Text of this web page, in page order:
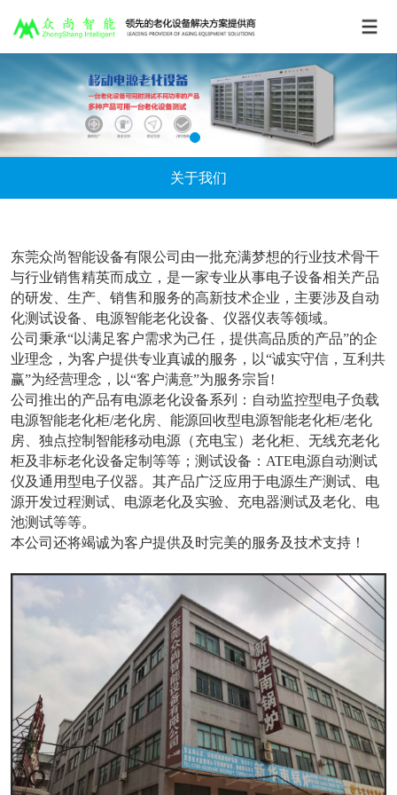
关于我们
东莞众尚智能设备有限公司由一批充满梦想的行业技术骨干
与行业销售精英而成立，是一家专业从事电子设备相关产品
的研发、生产、销售和服务的高新技术企业，主要涉及自动
化测试设备、电源智能老化设备、仪器仪表等领域。
公司秉承“以满足客户需求为己任，提供高品质的产品”的企
业理念，为客户提供专业真诚的服务，以“诚实守信，互利共
赢”为经营理念，以“客户满意”为服务宗旨!
公司推出的产品有电源老化设备系列：自动监控型电子负载
电源智能老化柜/老化房、能源回收型电源智能老化柜/老化
房、独点控制智能移动电源（充电宝）老化柜、无线充老化
柜及非标老化设备定制等等；测试设备：ATE电源自动测试
仪及通用型电子仪器。其产品广泛应用于电源生产测试、电
源开发过程测试、电源老化及实验、充电器测试及老化、电
池测试等等。
本公司还将竭诚为客户提供及时完美的服务及技术支持！